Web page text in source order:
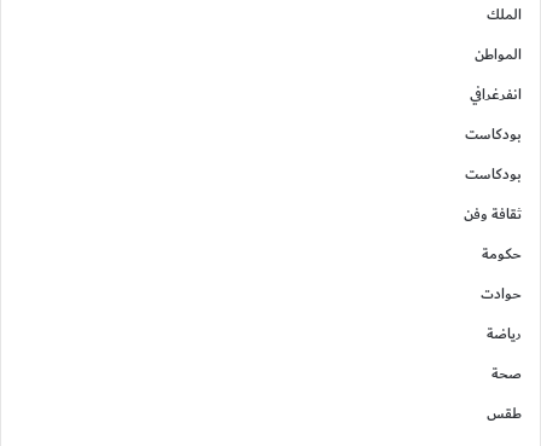
الملك
المواطن
انفرغرافي
بودكاست
بودكاست
ثقافة وفن
حكومة
حوادت
رياضة
صحة
طقس